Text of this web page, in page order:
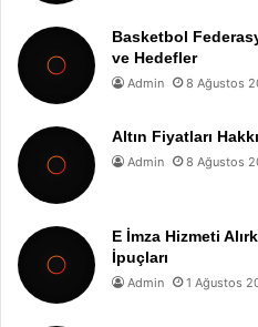
Basketbol
ve Hedefler
Admin 8 Ağustos
Altın Fiyatları
Admin 8 Ağustos
E İmza Hizmeti
İpuçları
Admin 1 Ağustos